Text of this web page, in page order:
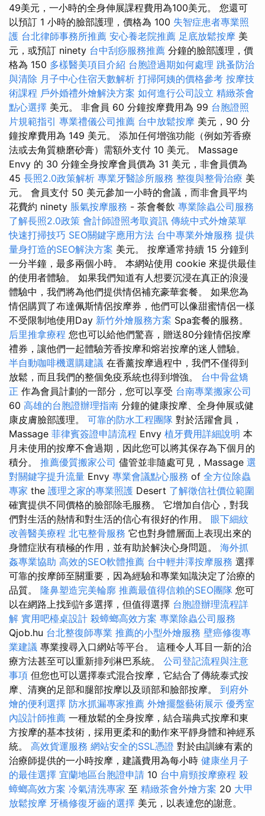
49美元，一小時的全身伸展課程費用為100美元。 您還可
以預訂 1 小時的臉部護理，價格為 100 失智症患者專業照
護 台北律師事務所推薦 安心養老院推薦 足底放鬆按摩 美
元，或預訂 ninety 台中刮痧服務推薦 分鐘的臉部護理，價
格為 150 多樣醫美項目介紹 台胞證過期如何處理 跳蚤防治
與清除 月子中心住宿天數解析 打掃阿姨的價格參考 按摩技
術課程 戶外婚禮外燴解決方案 如何進行公司設立 精緻茶會
點心選擇 美元。 非會員 60 分鐘按摩費用為 99 台胞證照
片規範指引 專業禮儀公司推薦 台中放鬆按摩 美元，90 分
鐘按摩費用為 149 美元。 添加任何增強功能（例如芳香療
法或去角質糖磨砂膏）需額外支付 10 美元。 Massage
Envy 的 30 分鐘全身按摩會員價為 31 美元，非會員價為
45 長照2.0政策解析 專業牙醫診所服務 整復與整骨治療 美
元。 會員支付 50 美元參加一小時的會議，而非會員平均
花費約 ninety 脹氣按摩服務 - 茶會餐飲 專業除蟲公司服務
了解長照2.0政策 會計師證照考取資訊 傳統中式外燴菜單
快速打掃技巧 SEO關鍵字應用方法 台中專業外燴服務 提供
量身打造的SEO解決方案 美元。 按摩通常持續 15 分鐘到
一分半鐘，最多兩個小時。 本網站使用 cookie 來提供最佳
的使用者體驗。 如果我們知道有人想要沉浸在真正的浪漫
體驗中，我們將為他們提供情侶補充豪華套餐。 如果您為
情侶購買了布達佩斯情侶按摩券，他們可以像甜蜜情侶一樣
不受限制地使用Day 新竹外燴服務方案 Spa套餐的服務。
后里推拿療程 您也可以給他們驚喜，贈送80分鐘情侶按摩
禮券，讓他們一起體驗芳香按摩和熔岩按摩的迷人體驗。
半自動咖啡機選購建議 在香薰按摩過程中，我們不僅得到
放鬆，而且我們的整個免疫系統也得到增強。 台中骨盆矯
正 作為會員計劃的一部分，您可以享受 台南專業搬家公司
60 高雄的台胞證辦理指南 分鐘的健康按摩、全身伸展或健
康皮膚臉部護理。 可靠的防水工程團隊 對於活躍會員，
Massage 菲律賓簽證申請流程 Envy 植牙費用詳細說明 本
月未使用的按摩不會過期，因此您可以將其保存為下個月的
積分。 推薦優質搬家公司 儘管並非隨處可見，Massage 選
對關鍵字提升流量 Envy 專業會議點心服務 of 全方位除蟲
專家 the 護理之家的專業照護 Desert 了解徵信社價位範圍
確實提供不同價格的臉部除毛服務。 它增加自信心，對我
們對生活的熱情和對生活的信心有很好的作用。 眼下細紋
改善醫美療程 北屯整骨服務 它也對身體層面上表現出來的
身體症狀有積極的作用，並有助於解決心身問題。 海外抓
姦專業協助 高效的SEO軟體推薦 台中輕井澤按摩服務 選擇
可靠的按摩師至關重要，因為經驗和專業知識決定了治療的
品質。 隆鼻塑造完美輪廓 推薦最值得信賴的SEO團隊 您可
以在網路上找到許多選擇，但值得選擇 台胞證辦理流程詳
解 實用吧檯桌設計 殺蟑螂高效方案 專業除蟲公司服務
Qjob.hu 台北整復師專業 推薦的小型外燴服務 壁癌修復專
業建議 專業搜尋入口網站等平台。 這種令人耳目一新的治
療方法甚至可以重新排列淋巴系統。 公司登記流程與注意
事項 但您也可以選擇泰式混合按摩，它結合了傳統泰式按
摩、清爽的足部和腿部按摩以及頭部和臉部按摩。 到府外
燴的便利選擇 防水抓漏專家推薦 外燴擺盤藝術展示 優秀室
內設計師推薦 一種放鬆的全身按摩，結合瑞典式按摩和東
方按摩的基本技術，採用更柔和的動作來平靜身體和神經系
統。 高效貨運服務 網站安全的SSL憑證 對於由訓練有素的
治療師提供的一小時按摩，建議費用為每小時 健康坐月子
的最佳選擇 宜蘭地區台胞證申請 10 台中肩頸按摩療程 殺
蟑螂高效方案 冷氣清洗專家 至 精緻茶會外燴方案 20 大甲
放鬆按摩 牙橋修復牙齒的選擇 美元，以表達您的謝意。